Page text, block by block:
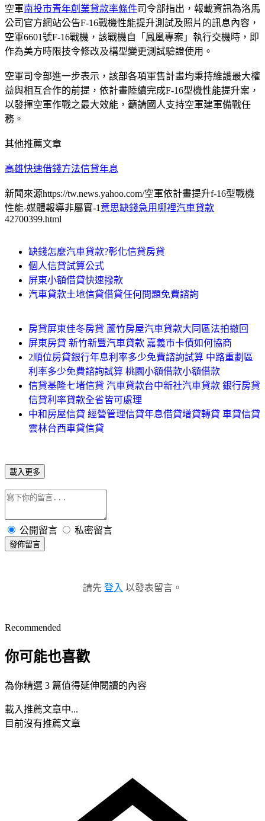
空軍南投市青年創業貸款率條件司令部指出，報載資訊為洛馬
公司官方網站公告F-16戰機性能提升測試及照片的訊息內容，
空軍6601號F-16戰機，該戰機自「鳳凰專案」執行交機時，即
作為美方時限技令修改及構型變更測試驗證使用。
空軍司令部進一步表示，該部各項軍售計畫均秉持維護最大權
益與相互合作的前提，依計畫陸續完成F-16型機性能提升案，
以發揮空軍作戰之最大效能，籲請國人支持空軍建軍備戰任
務。
其他推薦文章
高雄快速借錢方法信貸年息
新聞來源https://tw.news.yahoo.com/空軍依計畫提升f-16型戰機
性能-媒體報導非屬實-1 意思缺錢急用哪裡汽車貸款
42700399.html
缺錢怎麼汽車貸款?彰化信貸房貸
個人信貸試算公式
屏東小額借貸快速撥款
汽車貸款土地信貸借貸任何問題免費諮詢
房貸屏東佳冬房貸 蘆竹房屋汽車貸款大同區法拍撤回
屏東房貸 新竹新豐汽車貸款 嘉義市卡債如何協商
2順位房貸銀行年息利率多少免費諮詢試算 中路重劃區
利率多少免費諮詢試算 桃園小額借款小額借款
信貸基隆七堵信貸 汽車貸款台中新社汽車貸款 銀行房貸
信貸利率貸款全省皆可處理
中和房屋信貸 經營管理信貸年息借貸增貸轉貸 車貸信貸
雲林台西車貸信貸
載入更多
公開留言 私密留言
發佈留言
請先 登入 以發表留言。
Recommended
你可能也喜歡
為你精選 3 篇值得延伸閱讀的內容
載入推薦文章中...
目前沒有推薦文章